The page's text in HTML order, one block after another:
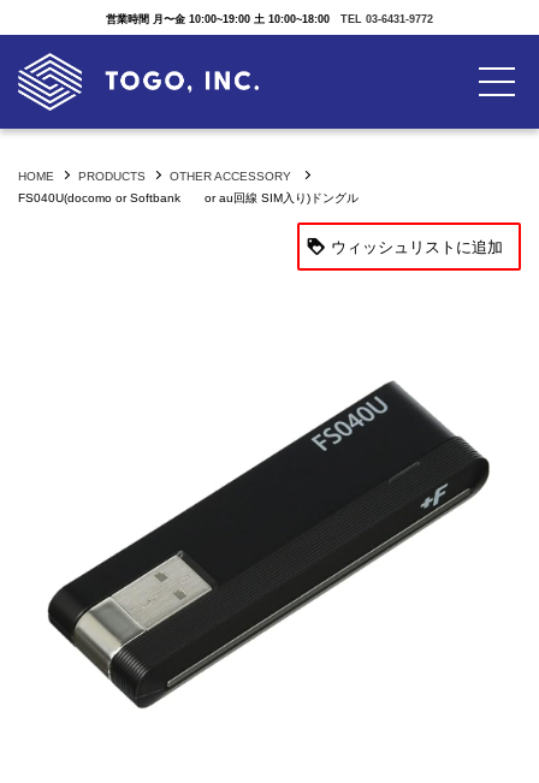
営業時間 月〜金 10:00~19:00 土 10:00~18:00 TEL 03-6431-9772
HOME PRODUCTS
OTHER ACCESSORY
FS040U(docomo or Softbank or au回線 SIM入り)ドングル
ウィッシュリストに追加